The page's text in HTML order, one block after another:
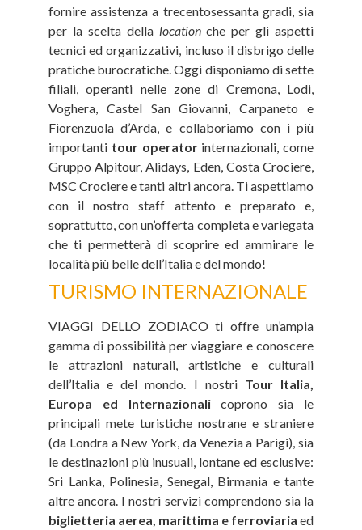
fornire assistenza a trecentosessanta gradi, sia
per la scelta della locationche per gli aspetti
tecnici ed organizzativi, incluso il disbrigo delle
pratiche burocratiche. Oggi disponiamo di sette
filiali, operanti nelle zone di Cremona, Lodi,
Voghera, Castel San Giovanni, Carpaneto e
Fiorenzuola d’Arda, e collaboriamo con i più
importanti tour operatorinternazionali, come
Gruppo Alpitour, Alidays, Eden, Costa Crociere,
MSC Crociere e tanti altri ancora. Ti aspettiamo
con il nostro staff attento e preparato e,
soprattutto, con un’offerta completa e variegata
che ti permetterà di scoprire ed ammirare le
località più belle dell’Italia e del mondo!
TURISMO INTERNAZIONALE
VIAGGI DELLO ZODIACO ti offre un’ampia
gamma di possibilità per viaggiare e conoscere
le attrazioni naturali, artistiche e culturali
dell’Italia e del mondo. I nostri Tour Italia,
Europa ed Internazionalicoprono sia le
principali mete turistiche nostrane e straniere
(da Londra a New York, da Venezia a Parigi), sia
le destinazioni più inusuali, lontane ed esclusive:
Sri Lanka, Polinesia, Senegal, Birmania e tante
altre ancora. I nostri servizi comprendono sia la
biglietteria aerea, marittima e ferroviaria ed